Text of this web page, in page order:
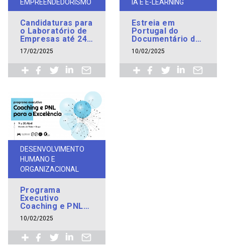
EMPREENDEDORISMO
Candidaturas para
o Laboratório de
Empresas até 24
de março
17/02/2025
IA E E-LEARNING
Estreia em
Portugal do
Documentário da
vida real “Os
Migrantes podem
Migrants can
Patent”
10/02/2025
DESENVOLVIMENTO
HUMANO E
ORGANIZACIONAL
Programa
Executivo
Coaching e PNL
para a Excelência
arranca em abril
10/02/2025